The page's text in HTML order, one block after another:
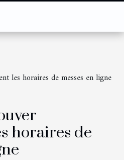
les horaires de messes en ligne
horaires de